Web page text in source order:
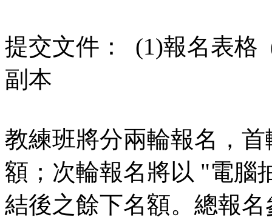
提交文件： (1)報名表格
副本
教練班將分兩輪報名，
額；次輪報名將以 "電腦
結後之餘下名額。總報